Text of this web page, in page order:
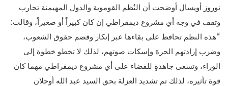
نوروز أويسال أوضحت أن النُظم القوموية والدول المهيمنة تحارب
وتقف في وجه أي مشروع ديمقراطي إن كان كبيراً أو صغيراً، وقالت:
“هذه النظم تحافظ على بقاءها عبر إنكار وقضم حقوق الشعوب،
وضرب إرادتهم الحرة وإسكات صوتهم، لذلك لا تخطو خطوة إلى
الوراء، وتسعى جاهدةٍ للقضاء على أي مشروع ديمقراطي مهما كان
قوة تأثيره، لذلك تم تشديد العزلة بحق السيد عبد الله أوجلان